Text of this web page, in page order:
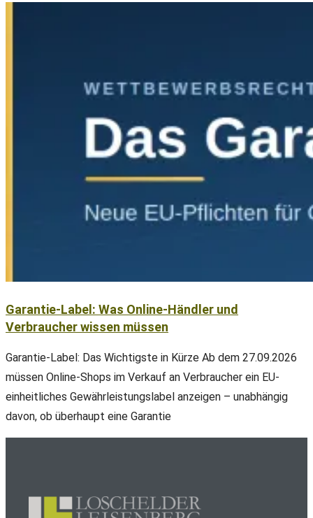
Garantie-Label: Was Online-Händler und
Verbraucher wissen müssen
Garantie-Label: Das Wichtigste in Kürze Ab dem 27.09.2026
müssen Online-Shops im Verkauf an Verbraucher ein EU-
einheitliches Gewährleistungslabel anzeigen – unabhängig
davon, ob überhaupt eine Garantie